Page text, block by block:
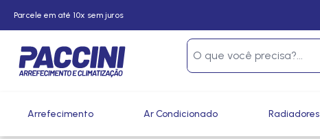
Parcele em até 10x sem juros
Arrefecimento Ar Condicionado Radiadores